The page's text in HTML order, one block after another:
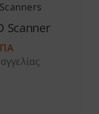
Scanner